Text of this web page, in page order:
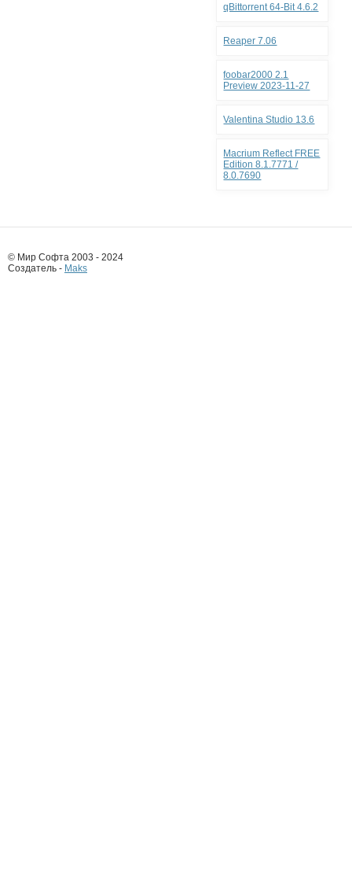
qBittorrent 64-Bit 4.6.2
Reaper 7.06
foobar2000 2.1
Preview 2023-11-27
Valentina Studio 13.6
Macrium Reflect FREE
Edition 8.1.7771 /
8.0.7690
© Мир Софта 2003 - 2024
Создатель - Maks